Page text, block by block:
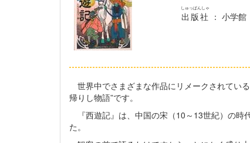
出版社
しゅっぱんしゃ
： 小学館
世界中でさまざまな作品にリメークされてい
帰りし物語”です。
『西遊記』は、中国の宋（10～13世紀）の時
た。